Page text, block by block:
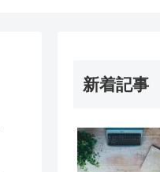
新着記事